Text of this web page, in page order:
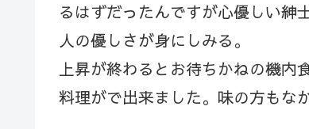
るはずだったんですが心優しい紳
人の優しさが身にしみる。
上昇が終わるとお待ちかねの機
料理がで出来ました。味の方もな